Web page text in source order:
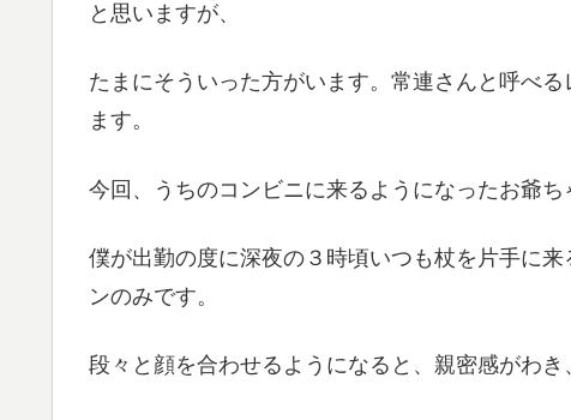
と思いますが、
たまにそういった方がいます。常連さんと呼べ
ます。
今回、うちのコンビニに来るようになったお爺
僕が出勤の度に深夜の３時頃いつも杖を片手に
ンのみです。
段々と顔を合わせるようになると、親密感がわ